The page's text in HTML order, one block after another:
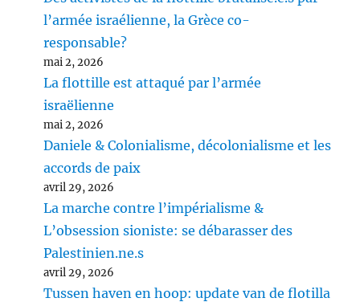
l’armée israélienne, la Grèce co-
responsable?
mai 2, 2026
La flottille est attaqué par l’armée
israëlienne
mai 2, 2026
Daniele & Colonialisme, décolonialisme et les
accords de paix
avril 29, 2026
La marche contre l’impérialisme &
L’obsession sioniste: se débarasser des
Palestinien.ne.s
avril 29, 2026
Tussen haven en hoop: update van de flotilla